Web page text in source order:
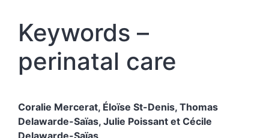
Keywords –
perinatal care
Coralie Mercerat, Éloïse St-Denis, Thomas
Delawarde-Saïas, Julie Poissant et Cécile